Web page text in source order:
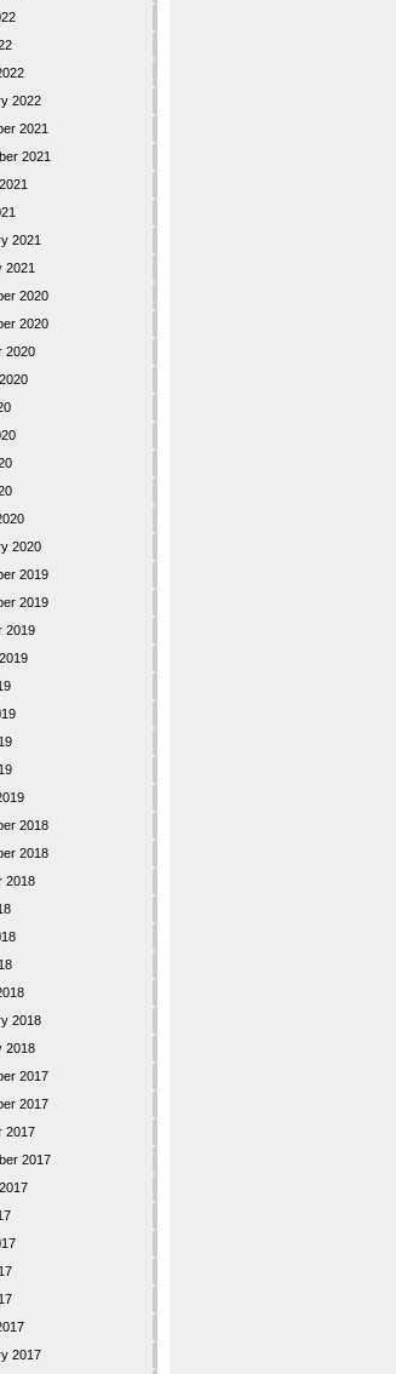
2022
2021
2021
2021
2021
2020
2020
2020
2020
2019
2019
2019
2018
2018
2018
2018
2018
2017
2017
2017
2017
2017